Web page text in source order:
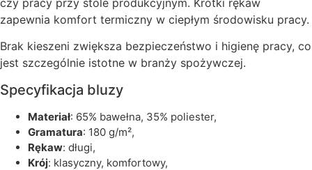
czy pracy przy stole produkcyjnym. Krótki rękaw
zapewnia komfort termiczny w ciepłym środowisku pracy.
Brak kieszeni zwiększa bezpieczeństwo i higienę pracy, co
jest szczególnie istotne w branży spożywczej.
Specyfikacja bluzy
materiał: 65% bawełna, 35% poliester,
gramatura: 180 g/m²,
rękaw: długi,
krój: klasyczny, komfortowy,